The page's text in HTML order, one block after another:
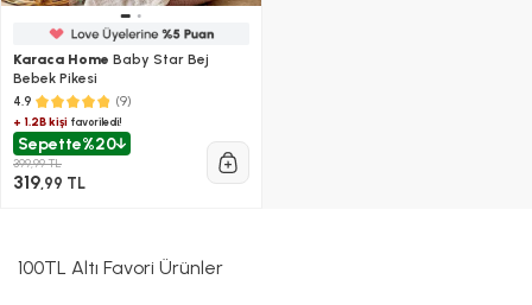
Karaca Home Baby Star Bej
Bebek Pikesi
4.9 (9)
+ 1.2B kişi favoriledi!
Sepette%20
399,99 TL
319,99 TL
100TL Altı Favori Ürünler